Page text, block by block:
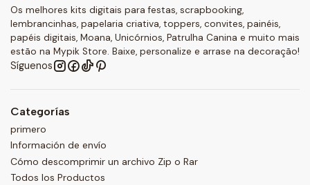
Os melhores kits digitais para festas, scrapbooking,
lembrancinhas, papelaria criativa, toppers, convites, painéis,
papéis digitais, Moana, Unicórnios, Patrulha Canina e muito mais
estão na Mypik Store. Baixe, personalize e arrase na decoração!
Síguenos
Categorías
primero
Información de envío
Cómo descomprimir un archivo Zip o Rar
Todos los Productos